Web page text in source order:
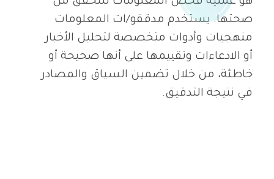
صحتها. يستخدم مدققو/ات المعلومات
منهجيات وأدوات متخصصة لتحليل الأخبار
أو الادعاءات وتقييمها على أنها صحيحة أو
خاطئة، من خلال تضمين السياق والمصادر
في نتيجة التدقيق.